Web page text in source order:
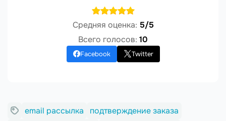
Средняя оценка: 5/5
Всего голосов: 10
Facebook Twitter
email рассылка
подтверждение заказа